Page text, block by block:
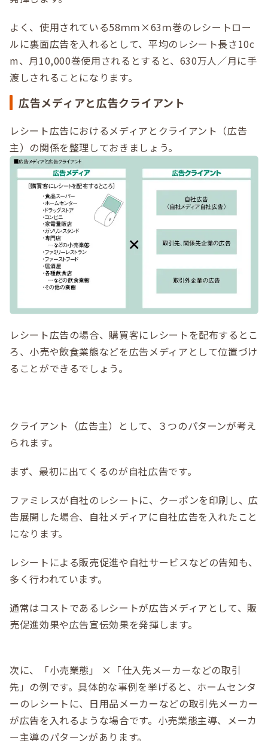
よく、使用されている58ｍｍ×63ｍ巻のレシートロー
ルに裏面広告を入れるとして、平均のレシート長さ10c
m、月10,000巻使用されるとすると、630万人／月に手
渡しされることになります。
広告メディアと広告クライアント
レシート広告におけるメディアとクライアント（広告
主）の関係を整理しておきましょう。
レシート広告の場合、購買客にレシートを配布するとこ
ろ、小売や飲食業態などを広告メディアとして位置づけ
ることができるでしょう。
クライアント（広告主）として、３つのパターンが考え
られます。
まず、最初に出てくるのが自社広告です。
ファミレスが自社のレシートに、クーポンを印刷し、広
告展開した場合、自社メディアに自社広告を入れたこと
になります。
レシートによる販売促進や自社サービスなどの告知も、
多く行われています。
通常はコストであるレシートが広告メディアとして、販
売促進効果や広告宣伝効果を発揮します。
次に、「小売業態」 ×「仕入先メーカーなどの取引
先」の例です。具体的な事例を挙げると、ホームセンタ
ーのレシートに、日用品メーカーなどの取引先メーカー
が広告を入れるような場合です。小売業態主導、メーカ
ー主導のパターンがあります。